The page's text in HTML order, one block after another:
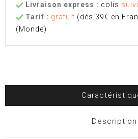
Livraison express : colis suivi
Tarif : gratuit (dès 39€ en
(Monde)
Description